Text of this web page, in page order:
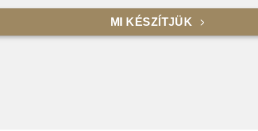
MI KÉSZÍTJÜK